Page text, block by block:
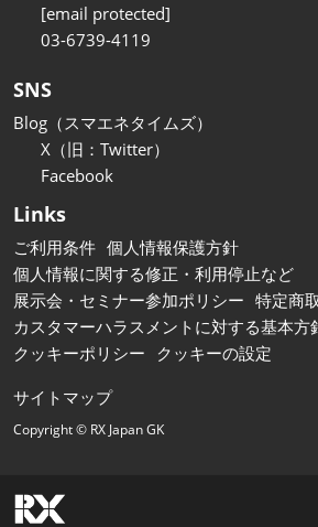
[email protected]
03-6739-4119
SNS
Blog（スマエネタイムズ）
X（旧：Twitter）
Facebook
Links
ご利用条件 個人情報保護方針
個人情報に関する修正・利用停止など
展示会・セミナー参加ポリシー 特定商
カスタマーハラスメントに対する基本方
クッキーポリシー
クッキーの設定
サイトマップ
Copyright © RX Japan GK